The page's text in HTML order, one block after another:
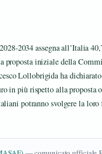
2034 assegna all’Italia
iniziale della
Lollobrigida ha
in più rispetto alla proposta
potranno svolgere la